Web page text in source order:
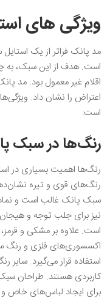
ویژگی‌ های
مد پانک فراتر از یک استایل
است. هدف از این سبک، به
اقلام غیر معمول بود. مد
اعتراض را نشان داد.
است:
رنگ‌ها در سبک
رنگ‌ها اهمیت بسیاری در
رنگ‌های قوی و تیره
سبک پانک غالب است و
نیز برای جلب توجه و
است. علاوه بر مشکی و
اکسسوری‌های فلزی و رنگ
استفاده قرار می‌گیرد. سایر
کاربردی هستند. طراحان
برای ایجاد لباس‌های خاص و